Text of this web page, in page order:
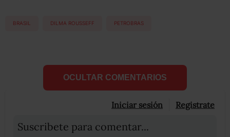
BRASIL DILMA ROUSSEFF PETROBRAS
OCULTAR COMENTARIOS
Iniciar sesión Registrate
Suscribete para comentar...